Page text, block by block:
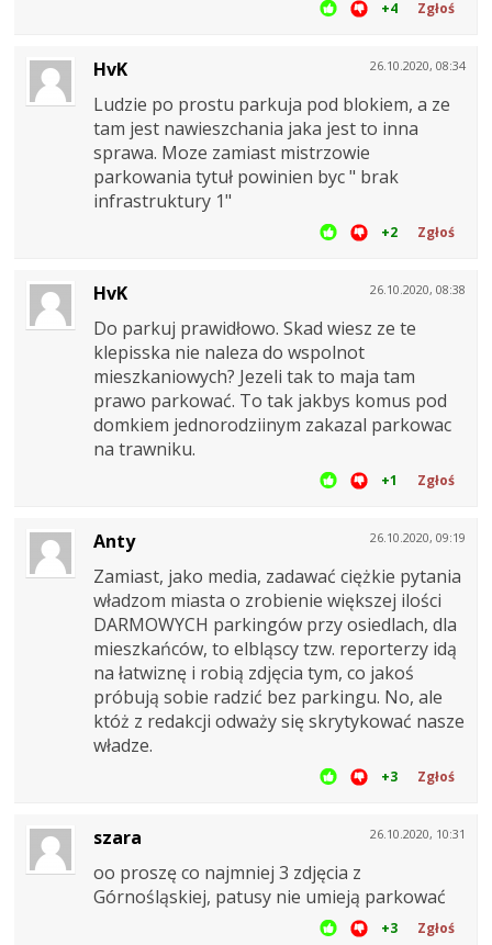
+4 Zgłoś
26.10.2020, 08:34
HvK
Ludzie po prostu parkuja pod blokiem, a ze
tam jest nawieszchania jaka jest to inna
sprawa. Moze zamiast mistrzowie
parkowania tytuł powinien byc " brak
infrastruktury 1"
+2 Zgłoś
26.10.2020, 08:38
HvK
Do parkuj prawidłowo. Skad wiesz ze te
klepisska nie naleza do wspolnot
mieszkaniowych? Jezeli tak to maja tam
prawo parkować. To tak jakbys komus pod
domkiem jednorodziinym zakazal parkowac
na trawniku.
+1 Zgłoś
26.10.2020, 09:19
Anty
Zamiast, jako media, zadawać ciężkie pytania
władzom miasta o zrobienie większej ilości
DARMOWYCH parkingów przy osiedlach, dla
mieszkańców, to elbląscy tzw. reporterzy idą
na łatwiznę i robią zdjęcia tym, co jakoś
próbują sobie radzić bez parkingu. No, ale
któż z redakcji odważy się skrytykować nasze
władze.
+3 Zgłoś
26.10.2020, 10:31
szara
oo proszę co najmniej 3 zdjęcia z
Górnośląskiej, patusy nie umieją parkować
+3 Zgłoś